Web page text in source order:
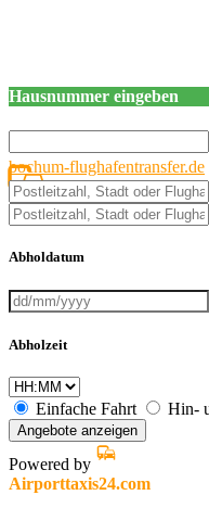
Hausnummer eingeben
bochum-flughafentransfer.de
Abholdatum
Abholzeit
Einfache Fahrt Hin-
Angebote anzeigen
Powered by
Airporttaxis24.com